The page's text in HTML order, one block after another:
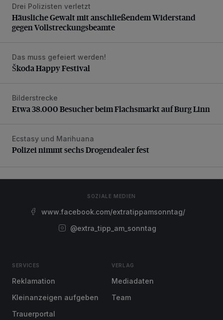
Häusliche Gewalt mit anschließendem Widerstand gegen
Drei Polizisten verletzt
Häusliche Gewalt mit anschließendem Widerstand
gegen Vollstreckungsbeamte
Škoda Happy Festival
Das muss gefeiert werden!
Škoda Happy Festival
Etwa 38.000 Besucher beim Flachsmarkt auf Burg Linn
Bilderstrecke
Etwa 38.000 Besucher beim Flachsmarkt auf Burg Linn
Polizei nimmt sechs Drogendealer fest
Ecstasy und Marihuana
Polizei nimmt sechs Drogendealer fest
SOZIALE MEDIEN
www.facebook.com/extratippamsonntag/
@extra_tipp_am_sonntag
SERVICES
Reklamation
Kleinanzeigen aufgeben
Trauerportal
VERLAG
Mediadaten
Team